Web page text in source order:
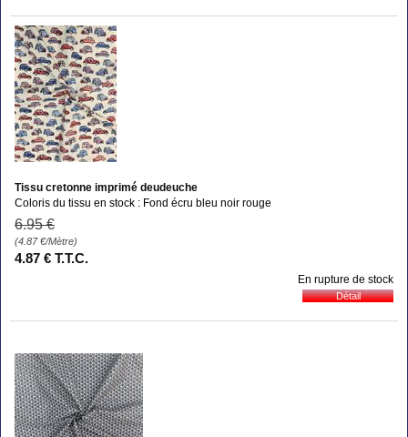
Tissu cretonne imprimé deudeuche
Coloris du tissu en stock : Fond écru bleu noir rouge
6.95 €
(4.87€/Mètre)
4.87 € T.T.C.
En rupture de stock